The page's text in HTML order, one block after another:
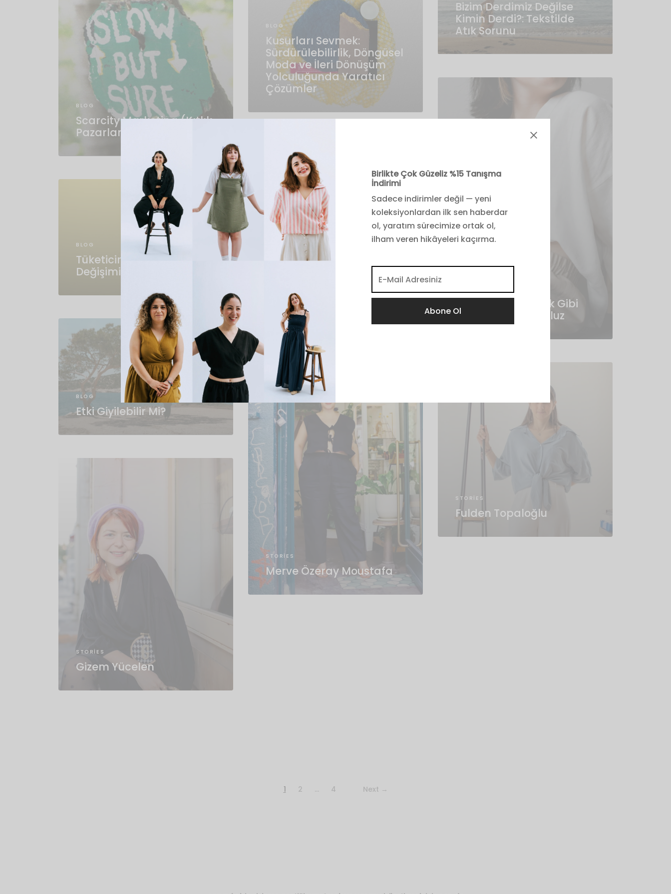
Birlikte Çok Güzeliz %15 Tanışma
İndirimi
Sadece indirimler değil — yeni
koleksiyonlardan ilk sen haberdar
ol, yaratım sürecimize ortak ol,
ilham veren hikâyeleri kaçırma.
BLOG
Scarcity Marketing (Kıtlık
Pazarlaması) Nedir?
BLOG
Kusurları Sevmek:
Sürdürülebilirlik, Döngüsel
Moda ve İleri Dönüşüm
Yolculuğunda Yaratıcı
Çözümler
Bizim Derdimiz Değilse
Kimin Derdi?: Tekstilde
Atık Sorunu
Tasarıma Yolculuk Gibi
Bakmak : Ursula Bluz
BLOG
BLOG
Tüketicinin Gücü:
Değişimin Öznesi Olmak
BLOG
Etki Giyilebilir Mi?
STORIES
Merve Özeray Moustafa
STORIES
Fulden Topaloğlu
STORIES
Gizem Yücelen
1 2 … 4 Next →